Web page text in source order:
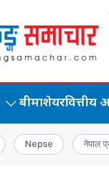
बीमाशेयरवित्तीय
Nepse नेपाल